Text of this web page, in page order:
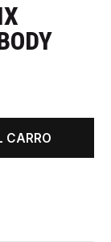
CARRO